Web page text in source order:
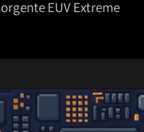
EUV Extreme